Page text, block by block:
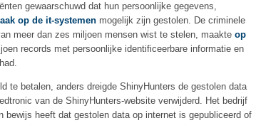
gewaarschuwd dat hun persoonlijke gegevens,
op de it-systemen mogelijk zijn gestolen. De criminele
meer dan zes miljoen mensen wist te stelen, maakte op
records met persoonlijke identificeerbare informatie en
te betalen, anders dreigde ShinyHunters de gestolen data
van de ShinyHunters-website verwijderd. Het bedrijf
heeft dat gestolen data op internet is gepubliceerd of